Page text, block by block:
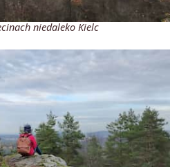
niedaleko Kielc